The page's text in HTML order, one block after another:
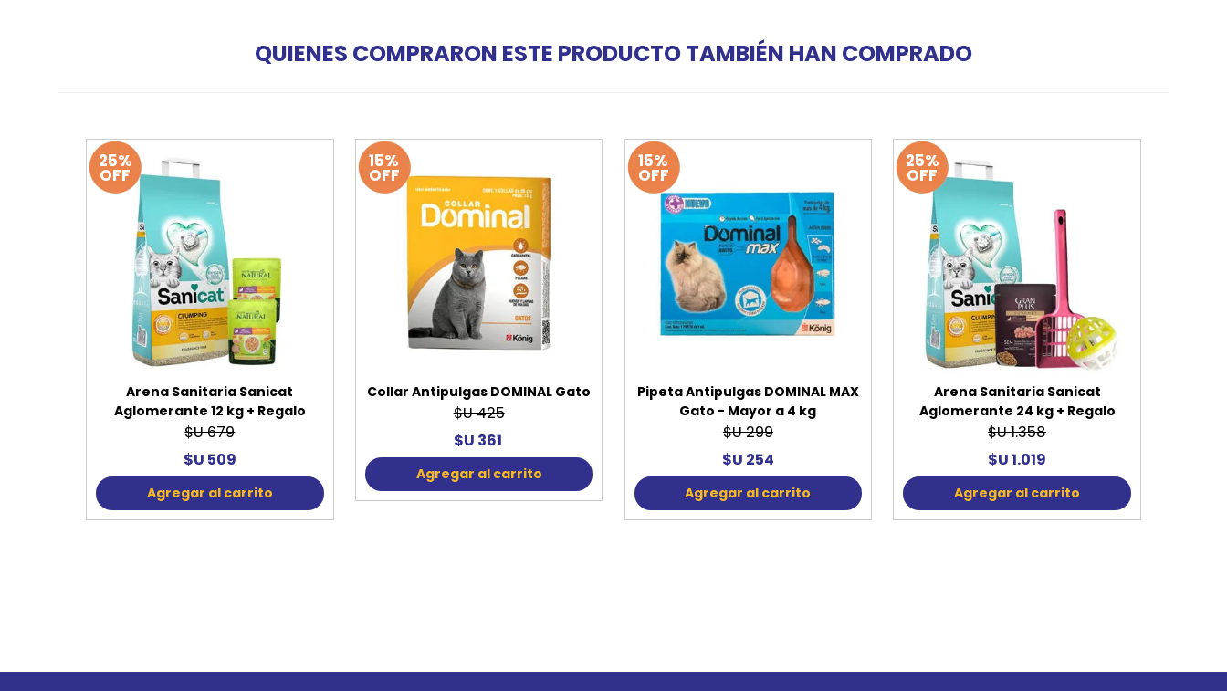
QUIENES COMPRARON ESTE PRODUCTO TAMBIÉN HAN COMPRADO
25%
OFF
Arena Sanitaria Sanicat
Aglomerante 12 kg + Regalo
$U 679
$U 509
Agregar al carrito
15%
OFF
Collar Antipulgas DOMINAL Gato
$U 425
$U 361
Agregar al carrito
15%
OFF
Pipeta Antipulgas DOMINAL MAX
Gato - Mayor a 4 kg
$U 299
$U 254
Agregar al carrito
25%
OFF
Arena Sanitaria Sanicat
Aglomerante 24 kg + Regalo
$U 1.358
$U 1.019
Agregar al carrito